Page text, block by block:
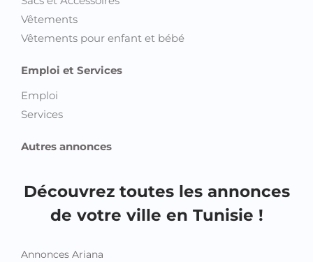
Vêtements
Vêtements pour enfant et bébé
Emploi et Services
Emploi
Services
Autres annonces
Découvrez toutes les annonces
de votre ville en Tunisie !
Annonces Ariana